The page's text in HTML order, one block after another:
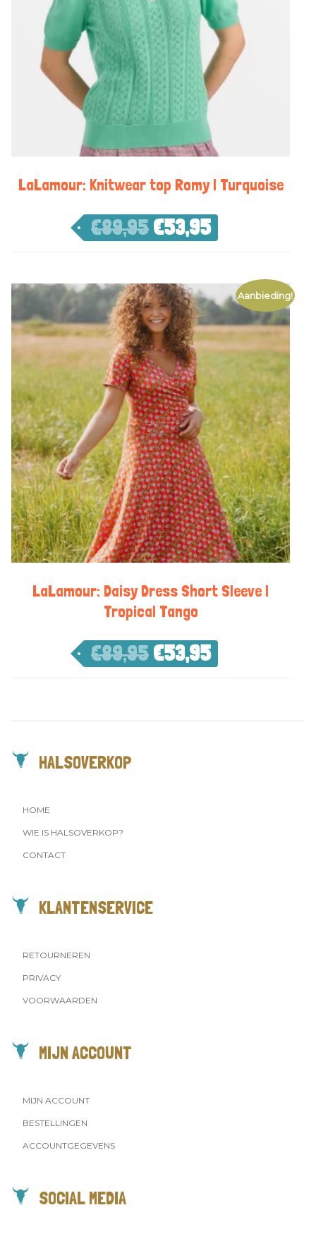
LaLamour: Knitwear top Romy | Turquoise
€89,95 €53,95
Aanbieding!
LaLamour: Daisy Dress Short Sleeve |
Tropical Tango
€89,95 €53,95
HALSOVERKOP
HOME
WIE IS HALSOVERKOP?
CONTACT
KLANTENSERVICE
RETOURNEREN
PRIVACY
VOORWAARDEN
MIJN ACCOUNT
MIJN ACCOUNT
BESTELLINGEN
ACCOUNTGEGEVENS
SOCIAL MEDIA